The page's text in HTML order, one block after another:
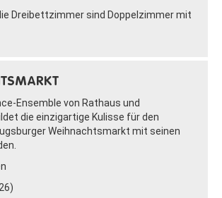
Dreibettzimmer sind Doppelzimmer mit
Ensemble von Rathaus und
die einzigartige Kulisse für den
Weihnachtsmarkt mit seinen